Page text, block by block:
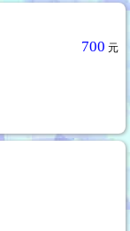
700 元